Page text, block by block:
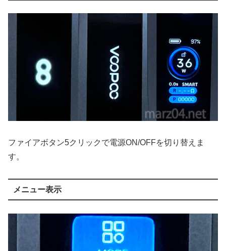
ファイアボタン5クリックで電源ON/OFFを切り替えま
す。
メニュー表示